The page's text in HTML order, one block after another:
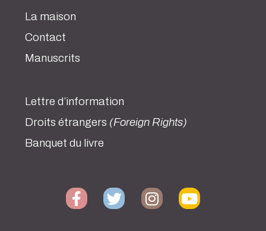
La maison
Contact
Manuscrits
Lettre d’information
Droits étrangers (Foreign Rights)
Banquet du livre